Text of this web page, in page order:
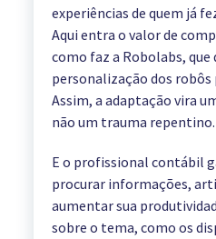
experiências de quem já
Aqui entra o valor de
como faz a Robolabs, que
personalização dos robôs
Assim, a adaptação vira
não um trauma repentino.
E o profissional contábil
procurar informações,
aumentar sua
sobre o tema, como os